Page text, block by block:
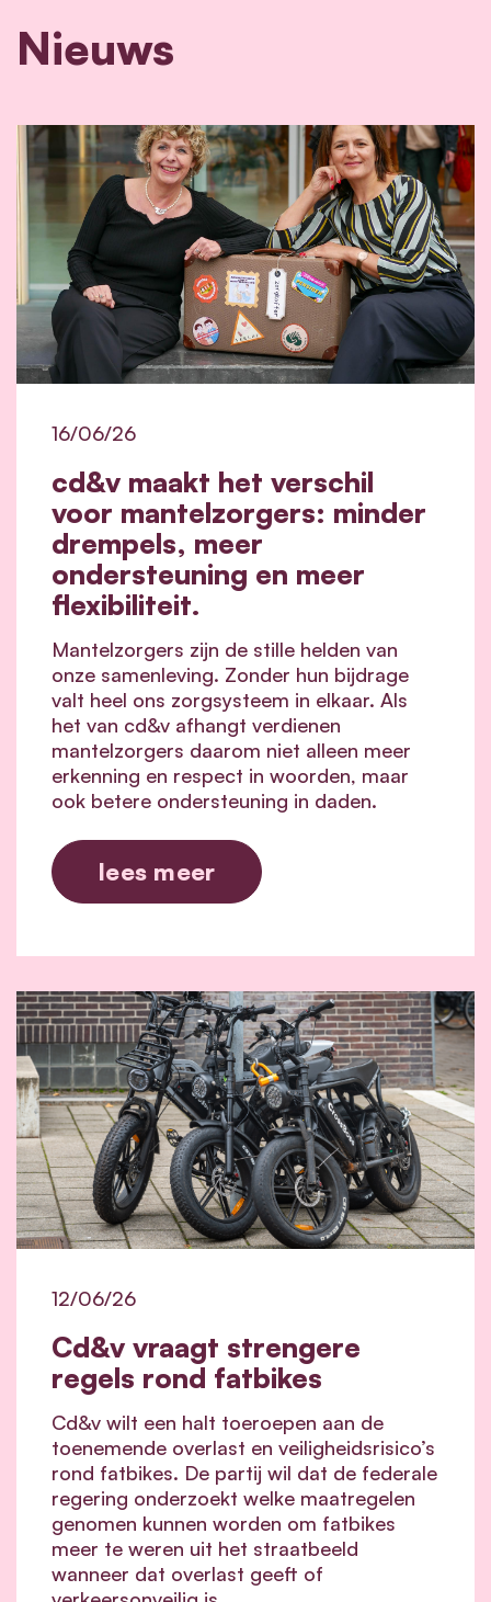
Nieuws
cd&v maakt het verschil
voor mantelzorgers: minder
drempels, meer
ondersteuning en meer
flexibiliteit.
16/06/26
Mantelzorgers zijn de stille helden van
onze samenleving. Zonder hun bijdrage
valt heel ons zorgsysteem in elkaar. Als
het van cd&v afhangt verdienen
mantelzorgers daarom niet alleen meer
erkenning en respect in woorden, maar
ook betere ondersteuning in daden.
lees meer
Cd&v vraagt strengere
regels rond fatbikes
12/06/26
Cd&v wilt een halt toeroepen aan de
toenemende overlast en veiligheidsrisico’s
rond fatbikes. De partij wil dat de federale
regering onderzoekt welke maatregelen
genomen kunnen worden om fatbikes
meer te weren uit het straatbeeld
wanneer dat overlast geeft of